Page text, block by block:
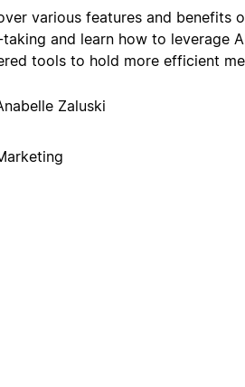
various features and benefits
and learn how to leverage
tools to hold more efficient
Zaluski